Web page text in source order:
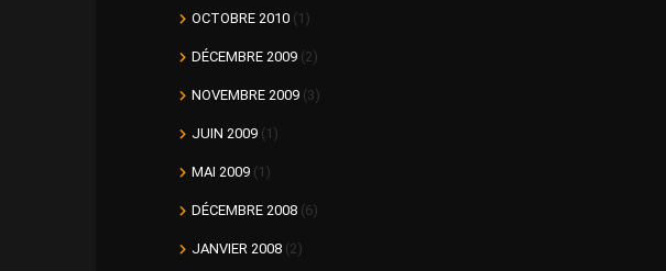
OCTOBRE 2010 (1)
DÉCEMBRE 2009 (2)
NOVEMBRE 2009 (3)
JUIN 2009 (1)
MAI 2009 (1)
DÉCEMBRE 2008 (6)
JANVIER 2008 (2)